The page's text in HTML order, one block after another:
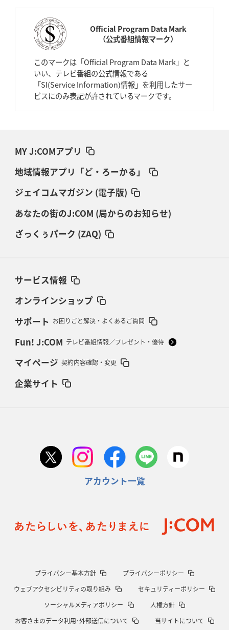
Official Program Data Mark
（公式番組情報マーク）
このマークは「Official Program Data Mark」と
いい、テレビ番組の公式情報である
「SI(Service Information)情報」を利用したサー
ビスにのみ表記が許されているマークです。
MY J:COMアプリ
地域情報アプリ「ど・ろーかる」
ジェイコムマガジン (電子版)
あなたの街のJ:COM (局からのお知らせ)
ざっくぅパーク (ZAQ)
サービス情報
オンラインショップ
サポート お困りごと解決・よくあるご質問
Fun! J:COM テレビ番組情報／プレゼント・優待
マイページ 契約内容確認・変更
企業サイト
アカウント一覧
プライバシー基本方針
プライバシーポリシー
ウェブアクセシビリティの取り組み
セキュリティーポリシー
ソーシャルメディアポリシー
人権方針
お客さまのデータ利用･外部送信について
当サイトについて